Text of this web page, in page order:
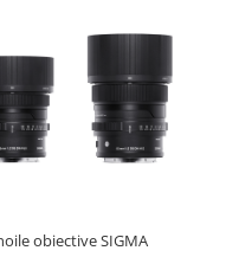
obiective SIGMA